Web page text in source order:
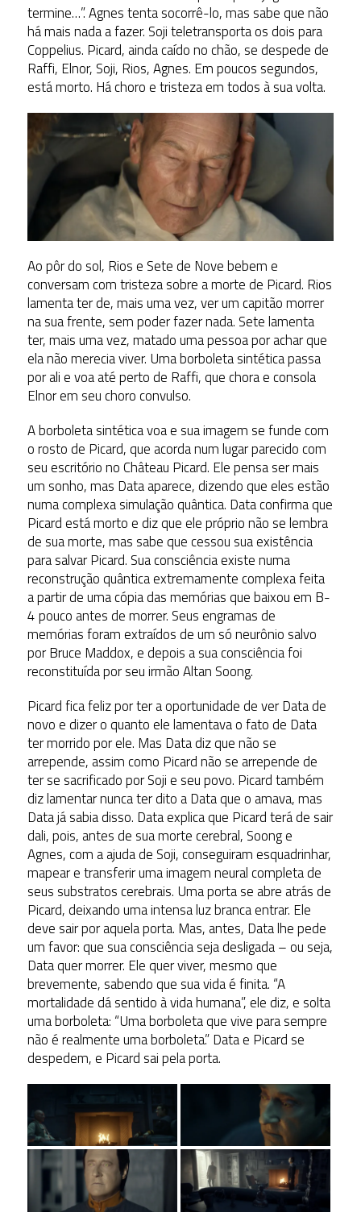
termine…”. Agnes tenta socorrê-lo, mas sabe que não
há mais nada a fazer. Soji teletransporta os dois para
Coppelius. Picard, ainda caído no chão, se despede de
Raffi, Elnor, Soji, Rios, Agnes. Em poucos segundos,
está morto. Há choro e tristeza em todos à sua volta.
Ao pôr do sol, Rios e Sete de Nove bebem e
conversam com tristeza sobre a morte de Picard. Rios
lamenta ter de, mais uma vez, ver um capitão morrer
na sua frente, sem poder fazer nada. Sete lamenta
ter, mais uma vez, matado uma pessoa por achar que
ela não merecia viver. Uma borboleta sintética passa
por ali e voa até perto de Raffi, que chora e consola
Elnor em seu choro convulso.
A borboleta sintética voa e sua imagem se funde com
o rosto de Picard, que acorda num lugar parecido com
seu escritório no Château Picard. Ele pensa ser mais
um sonho, mas Data aparece, dizendo que eles estão
numa complexa simulação quântica. Data confirma que
Picard está morto e diz que ele próprio não se lembra
de sua morte, mas sabe que cessou sua existência
para salvar Picard. Sua consciência existe numa
reconstrução quântica extremamente complexa feita
a partir de uma cópia das memórias que baixou em B-
4 pouco antes de morrer. Seus engramas de
memórias foram extraídos de um só neurônio salvo
por Bruce Maddox, e depois a sua consciência foi
reconstituída por seu irmão Altan Soong.
Picard fica feliz por ter a oportunidade de ver Data de
novo e dizer o quanto ele lamentava o fato de Data
ter morrido por ele. Mas Data diz que não se
arrepende, assim como Picard não se arrepende de
ter se sacrificado por Soji e seu povo. Picard também
diz lamentar nunca ter dito a Data que o amava, mas
Data já sabia disso. Data explica que Picard terá de sair
dali, pois, antes de sua morte cerebral, Soong e
Agnes, com a ajuda de Soji, conseguiram esquadrinhar,
mapear e transferir uma imagem neural completa de
seus substratos cerebrais. Uma porta se abre atrás de
Picard, deixando uma intensa luz branca entrar. Ele
deve sair por aquela porta. Mas, antes, Data lhe pede
um favor: que sua consciência seja desligada – ou seja,
Data quer morrer. Ele quer viver, mesmo que
brevemente, sabendo que sua vida é finita. “A
mortalidade dá sentido à vida humana”, ele diz, e solta
uma borboleta: “Uma borboleta que vive para sempre
não é realmente uma borboleta.” Data e Picard se
despedem, e Picard sai pela porta.